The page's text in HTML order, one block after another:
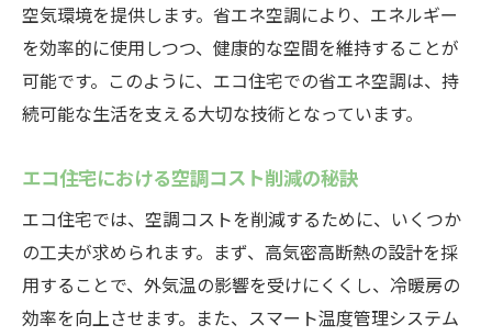
空気環境を提供します。省エネ空調により、エネルギー
を効率的に使用しつつ、健康的な空間を維持することが
可能です。このように、エコ住宅での省エネ空調は、持
続可能な生活を支える大切な技術となっています。
エコ住宅における空調コスト削減の秘訣
エコ住宅では、空調コストを削減するために、いくつか
の工夫が求められます。まず、高気密高断熱の設計を採
用することで、外気温の影響を受けにくくし、冷暖房の
効率を向上させます。また、スマート温度管理システム